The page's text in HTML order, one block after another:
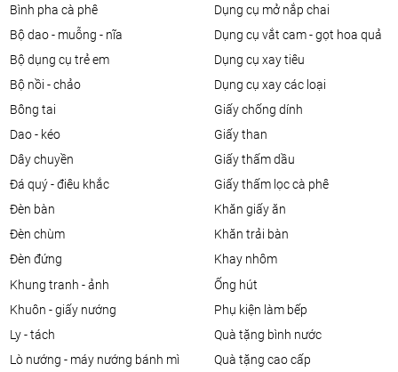
bình pha cà phê
bộ dao - muỗng - nĩa
bộ dụng cụ trẻ em
bộ nồi - chảo
bông tai
dao - kéo
dây chuyền
đá quý - điêu khắc
đèn bàn
đèn chùm
đèn đứng
dụng cụ mở nắp chai
dụng cụ vắt cam - gọt hoa quả
dụng cụ xay tiêu
dụng cụ xay các loại
giấy chống dính
giấy than
giấy thấm dầu
giấy thấm lọc cà phê
khăn giấy ăn
khăn trải bàn
khay nhôm
khung tranh - ảnh
khuôn - giấy nướng
ly - tách
lò nướng - máy nướng bánh mì
ống hút
phụ kiện làm bếp
quà tặng bình nước
quà tặng cao cấp